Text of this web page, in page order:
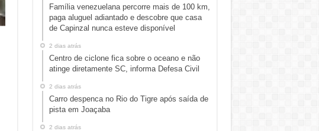
Família venezuelana percorre mais de 100 km,
paga aluguel adiantado e descobre que casa
de Capinzal nunca esteve disponível
2 dias atrás
Centro de ciclone fica sobre o oceano e não
atinge diretamente SC, informa Defesa Civil
2 dias atrás
Carro despenca no Rio do Tigre após saída de
pista em Joaçaba
2 dias atrás